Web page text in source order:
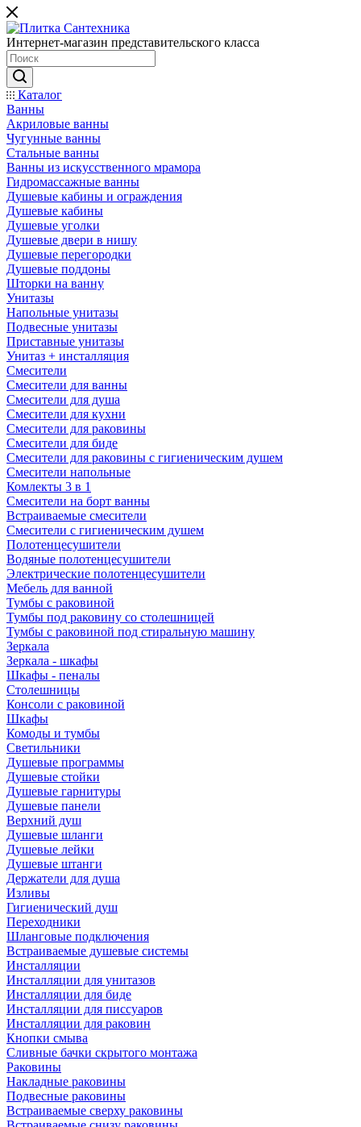
Интернет-магазин представительского класса
Каталог
Ванны
Акриловые ванны
Чугунные ванны
Стальные ванны
Ванны из искусственного мрамора
Гидромассажные ванны
Душевые кабины и ограждения
Душевые кабины
Душевые уголки
Душевые двери в нишу
Душевые перегородки
Душевые поддоны
Шторки на ванну
Унитазы
Напольные унитазы
Подвесные унитазы
Приставные унитазы
Унитаз + инсталляция
Смесители
Смесители для ванны
Смесители для душа
Смесители для кухни
Смесители для раковины
Смесители для биде
Смесители для раковины с гигиеническим душем
Смесители напольные
Комлекты 3 в 1
Смесители на борт ванны
Встраиваемые смесители
Смесители с гигиеническим душем
Полотенцесушители
Водяные полотенцесушители
Электрические полотенцесушители
Мебель для ванной
Тумбы с раковиной
Тумбы под раковину со столешницей
Тумбы с раковиной под стиральную машину
Зеркала
Зеркала - шкафы
Шкафы - пеналы
Столешницы
Консоли с раковиной
Шкафы
Комоды и тумбы
Светильники
Душевые программы
Душевые стойки
Душевые гарнитуры
Душевые панели
Верхний душ
Душевые шланги
Душевые лейки
Душевые штанги
Держатели для душа
Изливы
Гигиенический душ
Переходники
Шланговые подключения
Встраиваемые душевые системы
Инсталляции
Инсталляции для унитазов
Инсталляции для биде
Инсталляции для писсуаров
Инсталляции для раковин
Кнопки смыва
Сливные бачки скрытого монтажа
Раковины
Накладные раковины
Подвесные раковины
Встраиваемые сверху раковины